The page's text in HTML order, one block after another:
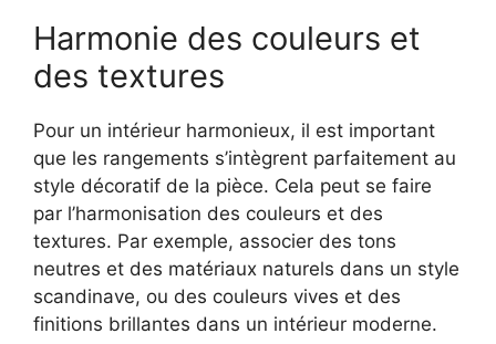
Harmonie des couleurs et
des textures
Pour un intérieur harmonieux, il est important
que les rangements s’intègrent parfaitement au
style décoratif de la pièce. Cela peut se faire
par l’harmonisation des couleurs et des
textures. Par exemple, associer des tons
neutres et des matériaux naturels dans un style
scandinave, ou des couleurs vives et des
finitions brillantes dans un intérieur moderne.